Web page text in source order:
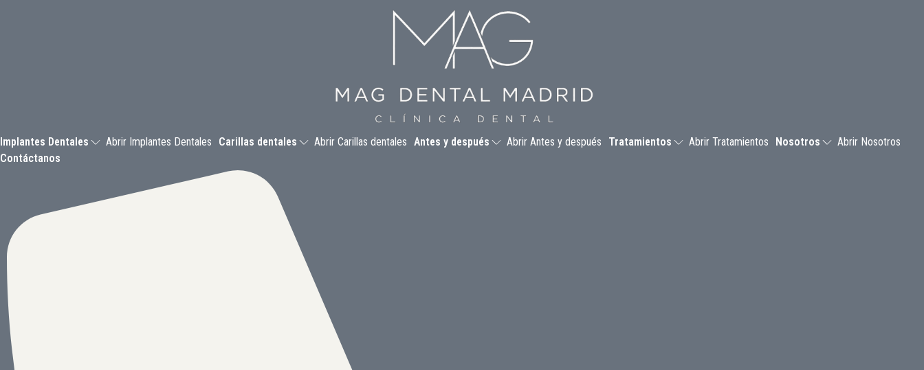
Implantes Dentales Abrir Implantes Dentales Carillas dentales Abrir Carillas dentales Antes y después Abrir Antes y después Tratamientos Abrir Tratamientos Nosotros
Abrir Nosotros
Contáctanos